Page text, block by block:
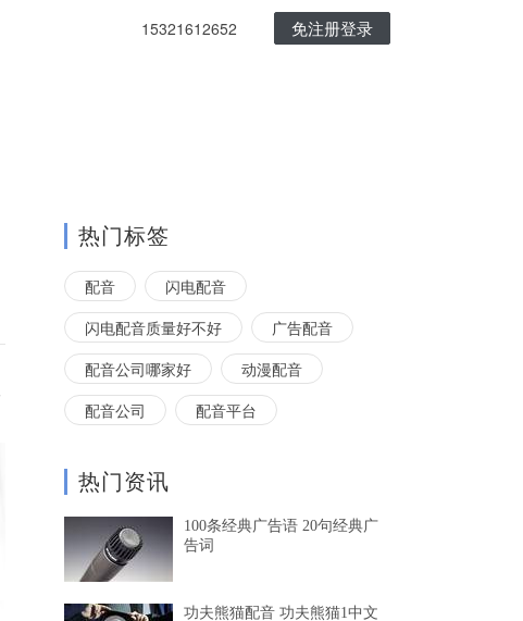
15321612652 免注册登录
热门标签
配音
闪电配音
闪电配音质量好不好
广告配音
配音公司哪家好
动漫配音
配音公司
配音平台
热门资讯
100条经典广告语 20句经典广
告词
功夫熊猫配音 功夫熊猫1中文